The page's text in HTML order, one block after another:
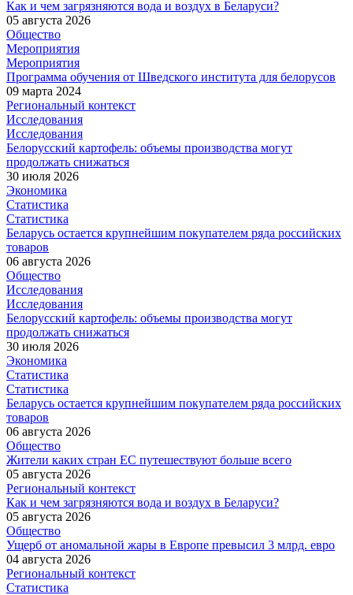
Как и чем загрязняются вода и воздух в Беларуси?
05 августа 2026
Общество
Мероприятия
Мероприятия
Программа обучения от Шведского института для белорусов
09 марта 2024
Региональный контекст
Исследования
Исследования
Белорусский картофель: объемы производства могут
продолжать снижаться
30 июля 2026
Экономика
Статистика
Статистика
Беларусь остается крупнейшим покупателем ряда российских
товаров
06 августа 2026
Общество
Исследования
Исследования
Белорусский картофель: объемы производства могут
продолжать снижаться
30 июля 2026
Экономика
Статистика
Статистика
Беларусь остается крупнейшим покупателем ряда российских
товаров
06 августа 2026
Общество
Жители каких стран ЕС путешествуют больше всего
05 августа 2026
Региональный контекст
Как и чем загрязняются вода и воздух в Беларуси?
05 августа 2026
Общество
Ущерб от аномальной жары в Европе превысил 3 млрд. евро
04 августа 2026
Региональный контекст
Статистика